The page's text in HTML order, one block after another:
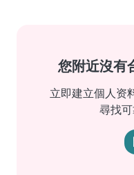
您附近沒有
立即建立個人资
尋找可